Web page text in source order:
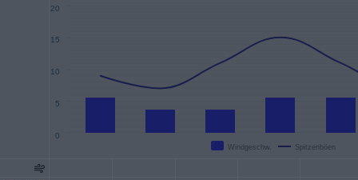
Windgeschw. Spitzenböen
0
5
10
15
20